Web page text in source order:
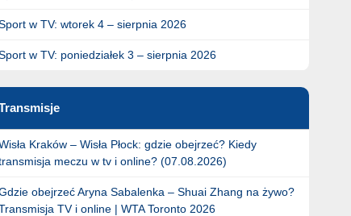
w TV: wtorek 4 – sierpnia 2026
w TV: poniedziałek 3 – sierpnia 2026
Kraków – Wisła Płock: gdzie obejrzeć? Kiedy
meczu w tv i online? (07.08.2026)
obejrzeć Aryna Sabalenka – Shuai Zhang na żywo?
TV i online | WTA Toronto 2026